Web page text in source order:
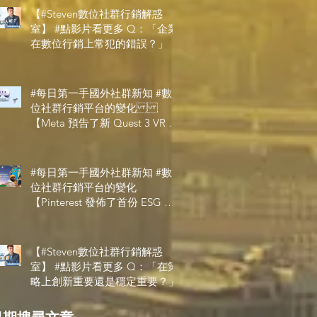
【#Steven數位社群行銷解惑
室】 #點影片看更多​ Q：「企業
在數位行銷上常犯的錯誤？」
#每日第一手國外社群新知 #數
位社群行銷平台的變化
【Meta 預告了新 Quest 3 VR 耳
機，代表了 Metaverse 規劃的下
#每日第一手國外社群新知 #數
位社群行銷平台的變化
【Pinterest 發佈了首份 ESG 報
【#Steven數位社群行銷解惑
室】 #點影片看更多​ Q：「在策
略上創新重要還是穩定重要？」